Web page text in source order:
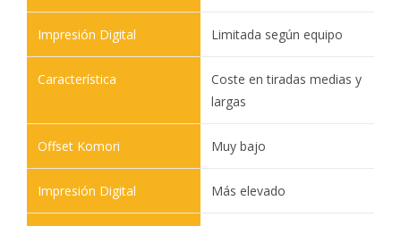
Limitada según equipo
Coste en tiradas medias y
largas
Muy bajo
Más elevado